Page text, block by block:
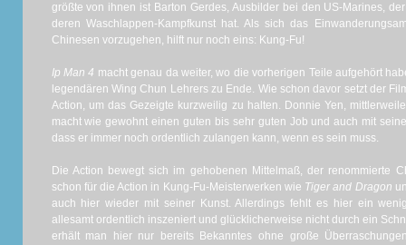
größte von ihnen ist Barton Gerdes, Ausbilder bei den US-Marines,
deren Waschlappen-Kampfkunst hat. Als sich das
Chinesen vorzugehen, hilft nur noch eins: Kung-Fu!
Ip Man 4 macht genau da weiter, wo die vorherigen Teile aufgehört
legendären Wing Chun Lehrers zu Ende. Wie schon davor setzt der
Action, um das Gezeigte kurzweilig zu halten. Donnie Yen,
macht wie gewohnt einen guten bis sehr guten Job und auch mit
dass er immer noch ordentlich zulangen kann, wenn es sein muss.
Die Action bewegt sich im gehobenen Mittelmaß, der renommierte
schon für die Action in Kung-Fu-Meisterwerken wie Tiger and Dragon
auch hier wieder mit seiner Kunst. Allerdings fehlt es hier ein
allesamt ordentlich inszeniert und glücklicherweise nicht durch ein
erhält man hier nur bereits Bekanntes ohne große